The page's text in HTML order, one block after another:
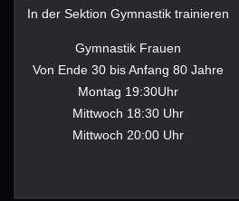
In der Sektion Gymnastik trainieren
Gymnastik Frauen
Von Ende 30 bis Anfang 80 Jahre
Montag 19:30Uhr
Mittwoch 18:30 Uhr
Mittwoch 20:00 Uhr